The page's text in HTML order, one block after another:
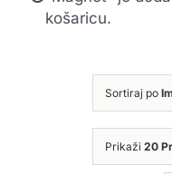
košaricu.
Sortiraj po
Prikaži 20